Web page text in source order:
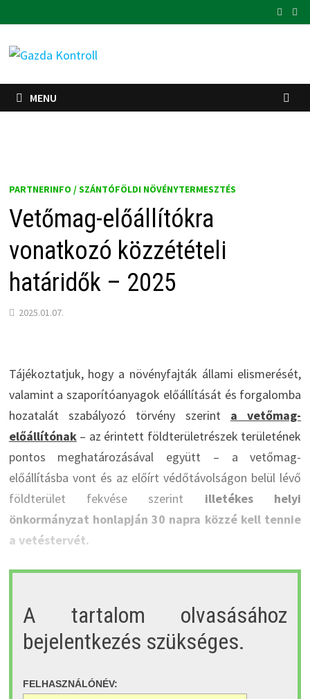
to
content
MENU
PARTNERINFO / SZÁNTÓFÖLDI NÖVÉNYTERMESZTÉS
Vetőmag-előállítókra
vonatkozó közzétételi
határidők – 2025
2025.01.07.
Tájékoztatjuk, hogy a növényfajták állami elismerését,
valamint a szaporítóanyagok előállítását és forgalomba
hozatalát szabályozó törvény szerint a vetőmag-
előállítónak– az érintett földterületrészek területének
pontos meghatározásával együtt – a vetőmag-
előállításba vont és az előírt védőtávolságon belül lévő
földterület fekvése szerint illetékes helyi
önkormányzat honlapján 30 napra közzé kell tennie
a vetéstervét.
A tartalom olvasásához
bejelentkezés szükséges.
FELHASZNÁLÓNÉV: